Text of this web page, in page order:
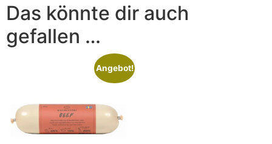
Das könnte dir auch
gefallen …
Angebot!